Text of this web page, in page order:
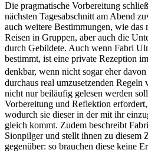
Die pragmatische Vorbereitung
nächsten Tagesabschnitt am Abend
auch weitere Bestimmungen, wie das
Reisen in Gruppen, aber auch die
durch Gebildete. Auch wenn Fabri
bestimmt, ist eine private Rezeption
denkbar, wenn nicht sogar eher davon
durchaus real umzusetzenden Regeln
nicht nur beiläufig gelesen werden
Vorbereitung und Reflektion
wodurch sie dieser in der mit ihr
gleich kommt. Zudem beschreibt
Sionpilger und stellt ihnen zu diesem
gegenüber: so brauchen diese keine